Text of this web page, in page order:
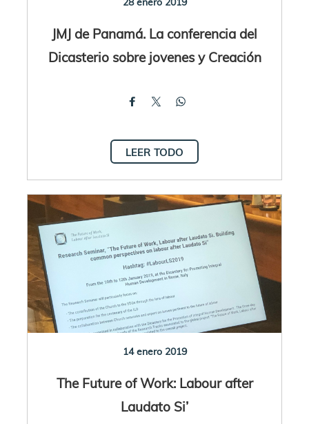
JMJ de Panamá. La conferencia del
Dicasterio sobre jovenes y Creación
LEER TODO
14 enero 2019
The Future of Work: Labour after
Laudato Si’